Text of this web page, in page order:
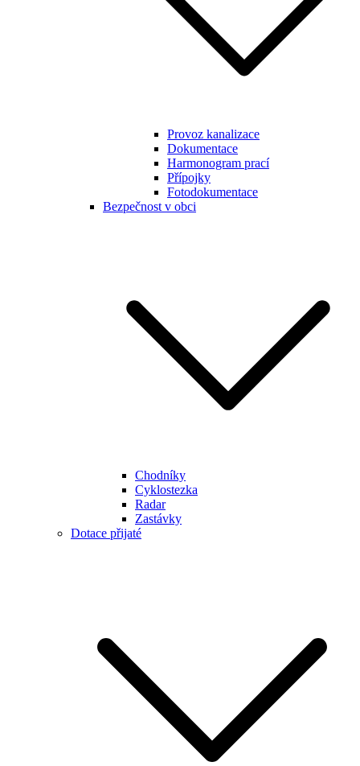
Provoz kanalizace
Dokumentace
Harmonogram prací
Přípojky
Fotodokumentace
Bezpečnost v obci
Chodníky
Cyklostezka
Radar
Zastávky
Dotace přijaté